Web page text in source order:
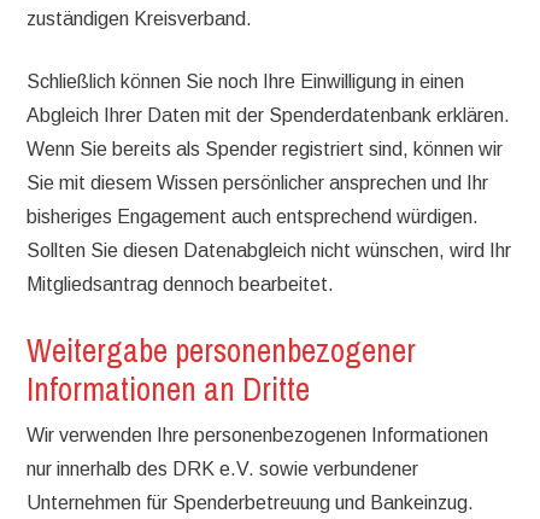
zuständigen Kreisverband.
Schließlich können Sie noch Ihre Einwilligung in einen
Abgleich Ihrer Daten mit der Spenderdatenbank erklären.
Wenn Sie bereits als Spender registriert sind, können wir
Sie mit diesem Wissen persönlicher ansprechen und Ihr
bisheriges Engagement auch entsprechend würdigen.
Sollten Sie diesen Datenabgleich nicht wünschen, wird Ihr
Mitgliedsantrag dennoch bearbeitet.
Weitergabe personenbezogener
Informationen an Dritte
Wir verwenden Ihre personenbezogenen Informationen
nur innerhalb des DRK e.V. sowie verbundener
Unternehmen für Spenderbetreuung und Bankeinzug.